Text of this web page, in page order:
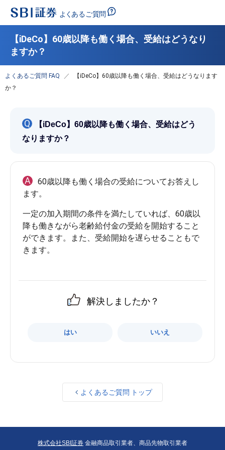
【iDeCo】60歳以降も働く場合、受給はどうなり
ますか？
よくあるご質問 FAQ
【iDeCo】60歳以降も働く場合、受給はどうなります
か？
Q
【iDeCo】60歳以降も働く場合、受給はどう
なりますか？
A
60歳以降も働く場合の受給についてお答えし
一定の加入期間の条件を満たしていれば、60歳以
降も働きながら老齢給付金の受給を開始すること
ができます。また、受給開始を遅らせることもで
解決しましたか？
はい いいえ
よくあるご質問 トップ
株式会社SBI証券 金融商品取引業者、商品先物取引業者